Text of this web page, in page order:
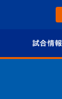
試合情報